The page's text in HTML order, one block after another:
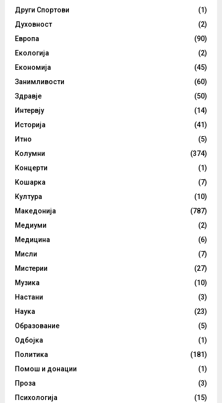
Други Спортови
(1)
Духовност
(2)
Европа
(90)
Екологија
(2)
Економија
(45)
Занимливости
(60)
Здравје
(50)
Интервју
(14)
Историја
(41)
Итно
(5)
Колумни
(374)
Концерти
(1)
Кошарка
(7)
Култура
(10)
Македонија
(787)
Медиуми
(2)
Медицина
(6)
Мисли
(7)
Мистерии
(27)
Музика
(10)
Настани
(3)
Наука
(23)
Образование
(5)
Одбојка
(1)
Политика
(181)
Помош и донации
(1)
Проза
(3)
Психологија
(15)